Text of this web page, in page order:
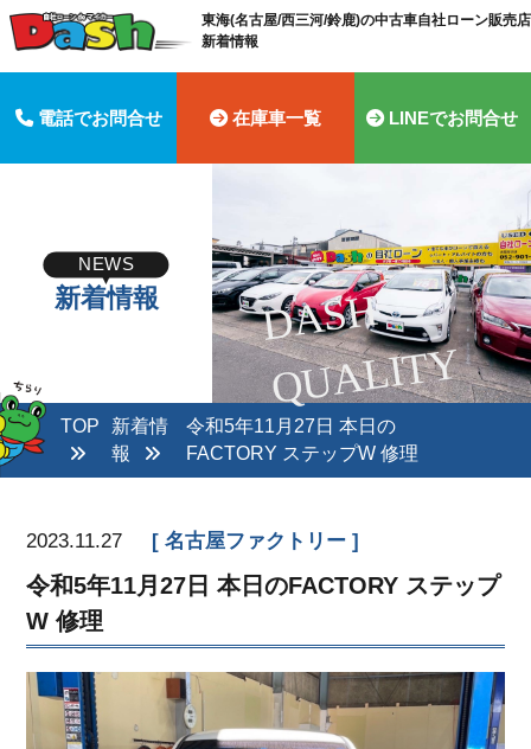
東海(名古屋/西三河/鈴鹿)の中古車自社ローン販売
新着情報
電話でお問合せ 在庫車一覧 LINEでお問合せ
D
A
S
H
Q
U
A
LI
T
Y
NEWS
新着情報
TOP
新着情
報
令和5年11月27日 本日の
FACTORY ステップW 修理
2023.11.27 名古屋ファクトリー
令和5年11月27日 本日のFACTORY ステップ
W 修理